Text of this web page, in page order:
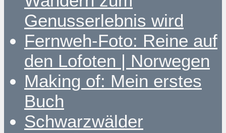
Genusserlebnis wird
Fernweh-Foto: Reine auf
den Lofoten | Norwegen
Making of: Mein erstes
Buch
Schwarzwälder